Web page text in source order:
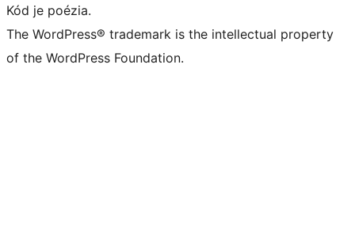
Kód je poézia.
The WordPress® trademark is the intellectual property
of the WordPress Foundation.